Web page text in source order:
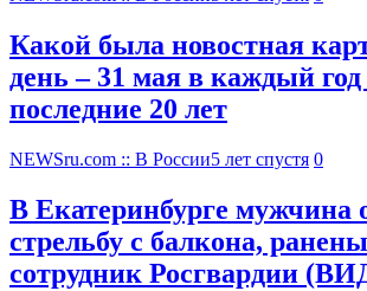
Какой была новостная
день – 31 мая в каждый год
последние 20 лет
NEWSru.com :: В России5 лет спустя 0
В Екатеринбурге мужчина
стрельбу с балкона,
сотрудник Росгвардии